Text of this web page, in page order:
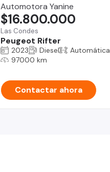
Automotora Yanine
Las Condes
Peugeot Rifter
$16.800.000
2023 Diesel
Automática
97000 km
Contactar ahora